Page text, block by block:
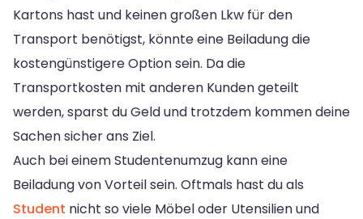
Kartons hast und keinen großen Lkw für den
Transport benötigst, könnte eine Beiladung die
kostengünstigere Option sein. Da die
Transportkosten mit anderen Kunden geteilt
werden, sparst du Geld und trotzdem kommen deine
Sachen sicher ans Ziel.
Auch bei einem Studentenumzug kann eine
Beiladung von Vorteil sein. Oftmals hast du als
Student nicht so viele Möbel oder Utensilien und